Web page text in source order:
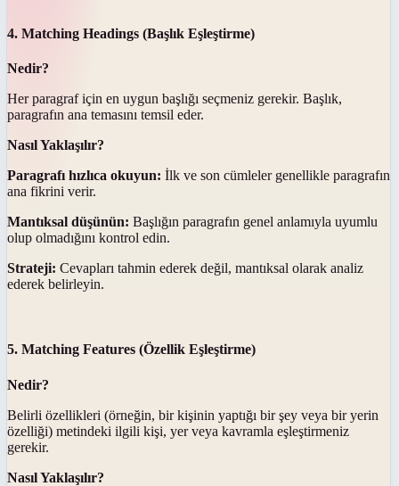
4. Matching Headings (Başlık Eşleştirme)
Nedir?
Her paragraf için en uygun başlığı seçmeniz gerekir. Başlık,
paragrafın ana temasını temsil eder.
Nasıl Yaklaşılır?
Paragrafı hızlıca okuyun: İlk ve son cümleler genellikle paragrafın
ana fikrini verir.
Mantıksal düşünün: Başlığın paragrafın genel anlamıyla uyumlu
olup olmadığını kontrol edin.
Strateji: Cevapları tahmin ederek değil, mantıksal olarak analiz
ederek belirleyin.
5. Matching Features (Özellik Eşleştirme)
Nedir?
Belirli özellikleri (örneğin, bir kişinin yaptığı bir şey veya bir yerin
özelliği) metindeki ilgili kişi, yer veya kavramla eşleştirmeniz
gerekir.
Nasıl Yaklaşılır?